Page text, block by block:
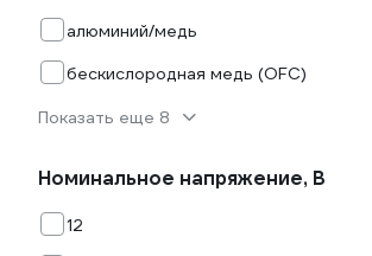
алюминий/медь
бескислородная медь (OFC)
Показать еще 8
Номинальное напряжение, В
12